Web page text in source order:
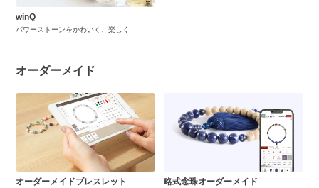
winQ
パワーストーンをかわいく、楽しく
オーダーメイド
オーダーメイドブレスレット 略式念珠オーダーメイド